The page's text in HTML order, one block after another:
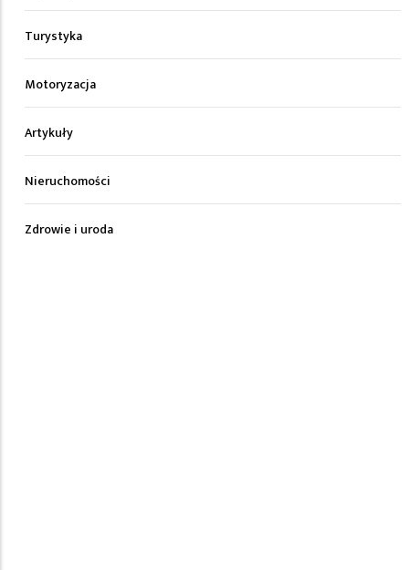
Turystyka
Motoryzacja
Artykuły
Nieruchomości
Zdrowie i uroda